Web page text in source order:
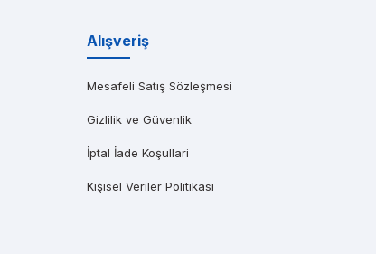
Alışveriş
Mesafeli Satış Sözleşmesi
Gizlilik ve Güvenlik
İptal İade Koşullari
Kişisel Veriler Politikası